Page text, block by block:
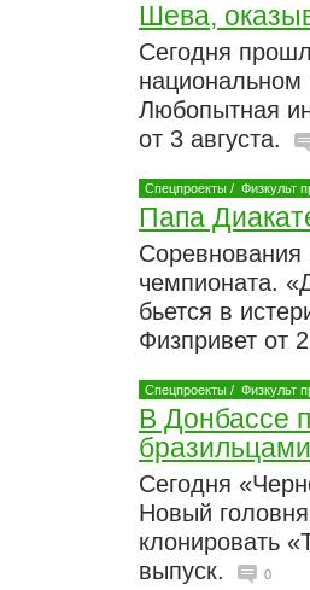
Шева,
Сегодня
национальном
Любопытная
от 3 августа.
Спецпроекты / Физкульт
Папа
Соревнования
чемпионата.
бьется в
Физпривет от
Спецпроекты / Физкульт
В Донбассе
бразильцами
Сегодня
Новый
клонировать
выпуск.
0